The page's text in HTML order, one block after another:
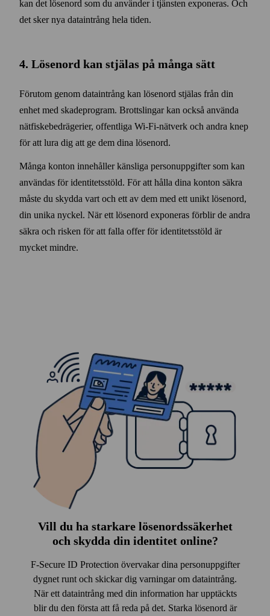
kan det lösen­ord som du använder i tjänsten exponeras. Och
det sker nya data­intrång hela tiden.
4. Lösen­ord kan stjälas på många sätt
Förutom genom data­intrång kan lösen­ord stjälas från din
enhet med skade­program. Brottslingar kan också använda
nät­fiske­bedrägerier, offentliga Wi‑Fi-nät­verk och andra knep
för att lura dig att ge dem dina lösen­ord.
Många konton innehåller känsliga person­uppgifter som kan
användas för identitets­stöld. För att hålla dina konton säkra
måste du skydda vart och ett av dem med ett unikt lösen­ord,
din unika nyckel. När ett lösen­ord exponeras förblir de andra
säkra och risken för att falla offer för identitets­stöld är
mycket mindre.
Vill du ha starkare lösen­ords­säkerhet
och skydda din identitet online?
F‑Secure ID Protection övervakar dina person­uppgifter
dygnet runt och skickar dig varningar om data­intrång.
När ett data­intrång med din information har upptäckts
blir du den första att få reda på det. Starka lösen­ord är